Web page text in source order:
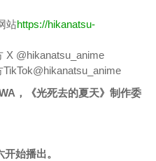
站https://hikanatsu-
X @hikanatsu_anime
，《光死去的夏天》制作委
始播出。